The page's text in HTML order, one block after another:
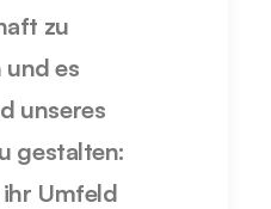
zu
und es
unseres
gestalten:
Umfeld